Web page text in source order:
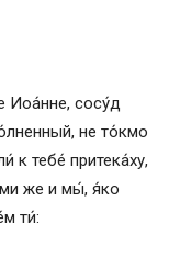
Иоа́нне, сосу́д
не то́кмо
к тебе́ притека́ху,
же и мы́, я́ко
ти́: